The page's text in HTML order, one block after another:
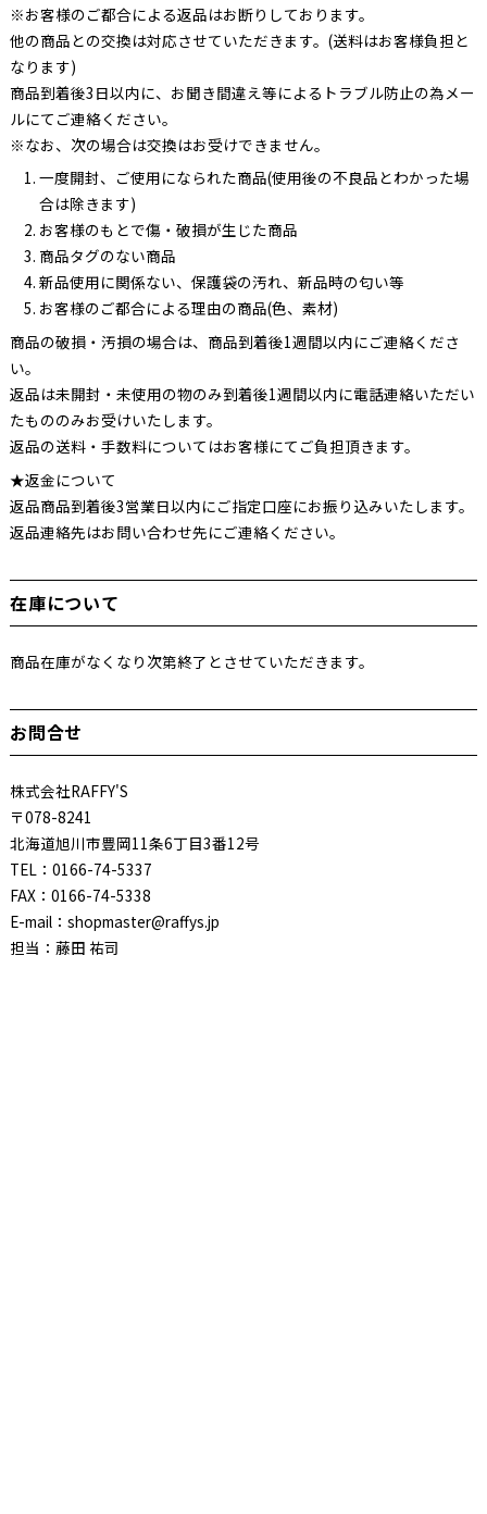
※お客様のご都合による返品はお断りしております。
他の商品との交換は対応させていただきます。(送料はお客様負担と
なります)
商品到着後3日以内に、お聞き間違え等によるトラブル防止の為メー
ルにてご連絡ください。
※なお、次の場合は交換はお受けできません。
一度開封、ご使用になられた商品(使用後の不良品とわかった場
合は除きます)
お客様のもとで傷・破損が生じた商品
商品タグのない商品
新品使用に関係ない、保護袋の汚れ、新品時の匂い等
お客様のご都合による理由の商品(色、素材)
商品の破損・汚損の場合は、商品到着後1週間以内にご連絡くださ
い。
返品は未開封・未使用の物のみ到着後1週間以内に電話連絡いただい
たもののみお受けいたします。
返品の送料・手数料についてはお客様にてご負担頂きます。
★返金について
返品商品到着後3営業日以内にご指定口座にお振り込みいたします。
返品連絡先はお問い合わせ先にご連絡ください。
在庫について
商品在庫がなくなり次第終了とさせていただきます。
お問合せ
株式会社RAFFY'S
〒078-8241
北海道旭川市豊岡11条6丁目3番12号
TEL：0166-74-5337
FAX：0166-74-5338
E-mail：shopmaster@raffys.jp
担当：藤田 祐司